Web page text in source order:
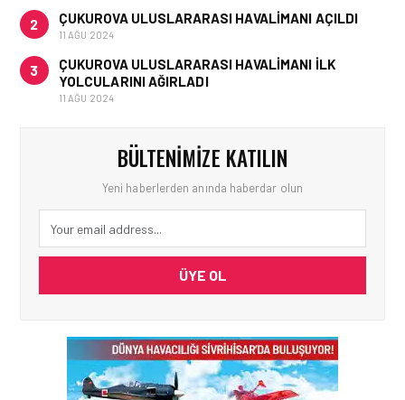
2 ÇUKUROVA ULUSLARARASI HAVALIMANI AÇILDI
11 AĞU 2024
3
ÇUKUROVA ULUSLARARASI HAVALIMANI İLK
YOLCULARINI AĞIRLADI
11 AĞU 2024
BÜLTENIMIZE KATILIN
Yeni haberlerden anında haberdar olun
ÜYE OL